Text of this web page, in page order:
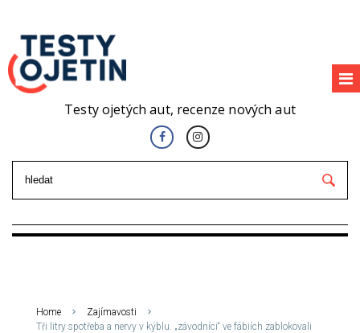
Testy ojetých aut, recenze nových aut
Home
Zajímavosti
Tři litry spotřeba a nervy v kýblu. „závodníci“ ve fábiích zablokovali